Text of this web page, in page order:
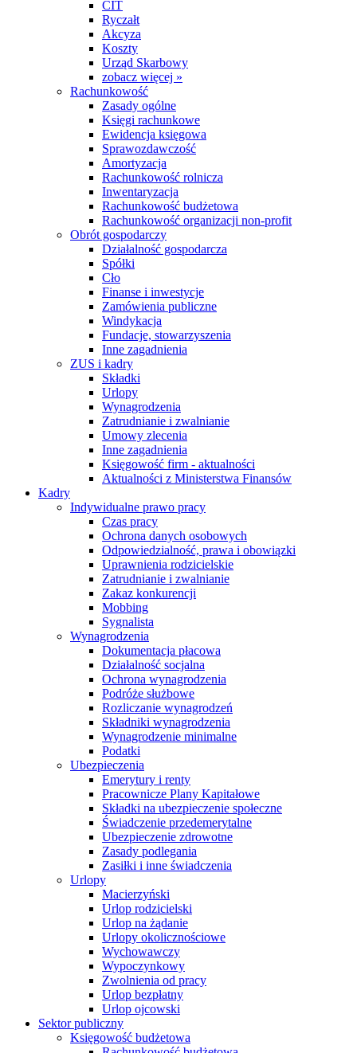
CIT
Ryczałt
Akcyza
Koszty
Urząd Skarbowy
zobacz więcej »
Rachunkowość
Zasady ogólne
Księgi rachunkowe
Ewidencja księgowa
Sprawozdawczość
Amortyzacja
Rachunkowość rolnicza
Inwentaryzacja
Rachunkowość budżetowa
Rachunkowość organizacji non-profit
Obrót gospodarczy
Działalność gospodarcza
Spółki
Cło
Finanse i inwestycje
Zamówienia publiczne
Windykacja
Fundacje, stowarzyszenia
Inne zagadnienia
ZUS i kadry
Składki
Urlopy
Wynagrodzenia
Zatrudnianie i zwalnianie
Umowy zlecenia
Inne zagadnienia
Księgowość firm - aktualności
Aktualności z Ministerstwa Finansów
Kadry
Indywidualne prawo pracy
Czas pracy
Ochrona danych osobowych
Odpowiedzialność, prawa i obowiązki
Uprawnienia rodzicielskie
Zatrudnianie i zwalnianie
Zakaz konkurencji
Mobbing
Sygnalista
Wynagrodzenia
Dokumentacja płacowa
Działalność socjalna
Ochrona wynagrodzenia
Podróże służbowe
Rozliczanie wynagrodzeń
Składniki wynagrodzenia
Wynagrodzenie minimalne
Podatki
Ubezpieczenia
Emerytury i renty
Pracownicze Plany Kapitałowe
Składki na ubezpieczenie społeczne
Świadczenie przedemerytalne
Ubezpieczenie zdrowotne
Zasady podlegania
Zasiłki i inne świadczenia
Urlopy
Macierzyński
Urlop rodzicielski
Urlop na żądanie
Urlopy okolicznościowe
Wychowawczy
Wypoczynkowy
Zwolnienia od pracy
Urlop bezpłatny
Urlop ojcowski
Sektor publiczny
Księgowość budżetowa